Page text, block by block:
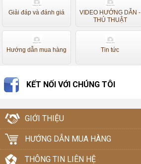
Giải đáp và đánh giá
VIDEO HƯỚNG DẪN -
THỦ THUẬT
Hướng dẫn mua hàng Tin tức
KẾT NỐI VỚI CHÚNG TÔI
GIỚI THIỆU
HƯỚNG DẪN MUA HÀNG
THÔNG TIN LIÊN HỆ